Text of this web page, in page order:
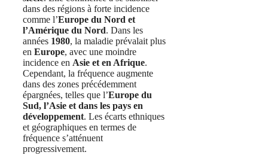
dans des régions à forte incidence
comme l’Europe du Nord et
l’Amérique du Nord. Dans les
années 1980, la maladie prévalait plus
en Europe, avec une moindre
incidence en Asie et en Afrique.
Cependant, la fréquence augmente
dans des zones précédemment
épargnées, telles que l’Europe du
Sud, l’Asie et dans les pays en
développement. Les écarts ethniques
et géographiques en termes de
fréquence s’atténuent
progressivement.